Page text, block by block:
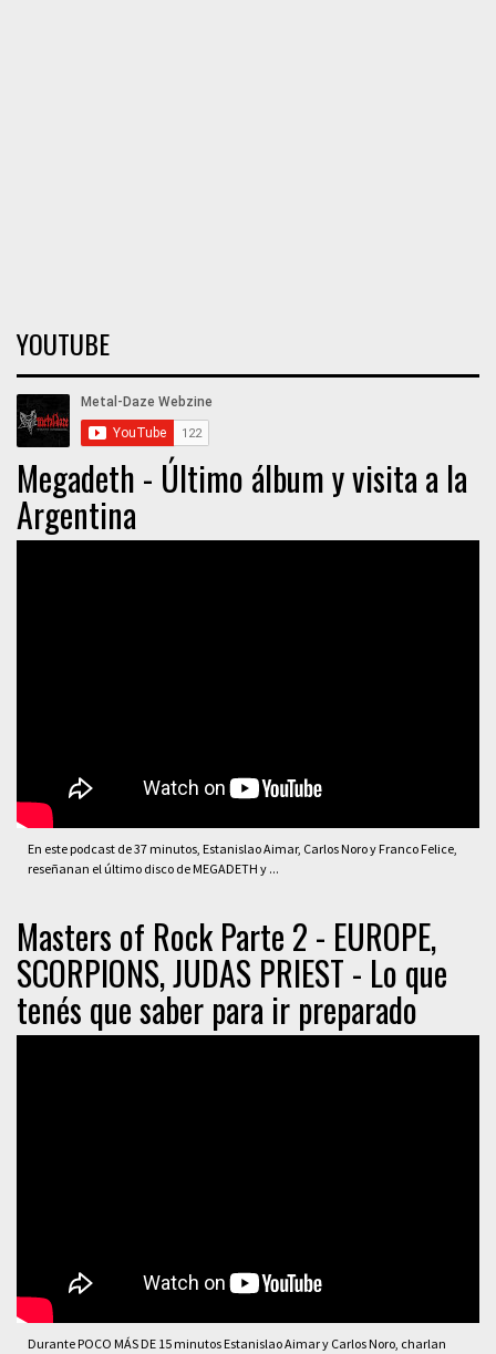
YOUTUBE
Megadeth - Último álbum y visita a la
Argentina
En este podcast de 37 minutos, Estanislao Aimar, Carlos Noro y Franco Felice,
reseñanan el último disco de MEGADETH y ...
Masters of Rock Parte 2 - EUROPE,
SCORPIONS, JUDAS PRIEST - Lo que
tenés que saber para ir preparado
Durante POCO MÁS DE 15 minutos Estanislao Aimar y Carlos Noro, charlan